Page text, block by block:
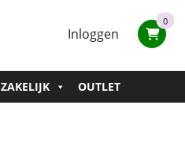
Inloggen
0
ZAKELIJK OUTLET